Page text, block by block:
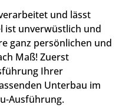
und lässt
ist unverwüstlich und
ganz persönlichen und
Maß! Zuerst
Ihrer
Unterbau im
Ausführung.